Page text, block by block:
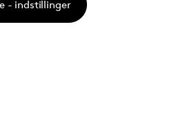
- indstillinger